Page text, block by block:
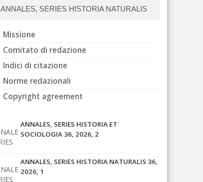
ANNALES, SERIES HISTORIA NATURALIS
Missione
Comitato di redazione
Indici di citazione
Norme redazionali
Copyright agreement
ANNALES, SERIES HISTORIA ET
SOCIOLOGIA 36, 2026, 2
ANNALES, SERIES HISTORIA NATURALIS 36,
2026, 1